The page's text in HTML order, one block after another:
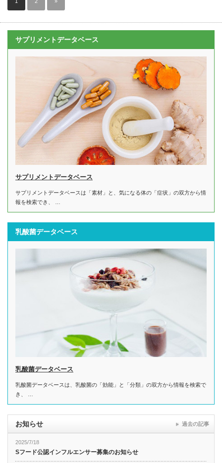
サプリメントデータベース
サプリメントデータベース
サプリメントデータベースは「素材」と、気になる体の「症状」の双方から情
報を検索でき、 …
乳酸菌データベース
乳酸菌データベース
乳酸菌データベースは、乳酸菌の「効能」と「分類」の双方から情報を検索で
き、 …
お知らせ
2025/7/18
Sフード公認インフルエンサー募集のお知らせ
過去の記事